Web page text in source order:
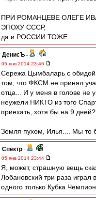
ПРИ РОМАНЦЕВЕ ОЛЕГЕ
ЭПОХУ СССР,
да и РОССИИ ТОЖЕ
ДенисЪ -
05 янв 2014 23:46
Сережа Цымбаларь с обидой
том, что ФКСМ не принял
отца... И у меня в голове не
неужели НИКТО из того
приехать, хотя бы на 9
Земля пухом, Илья.... Мы то
Спектр -
05 янв 2014 23:44
Я, может, страшную вещь
Лобановский три раза играл
одного только Кубка